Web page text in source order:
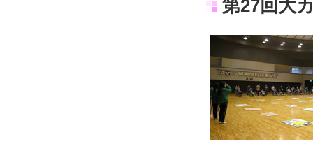
第27回大